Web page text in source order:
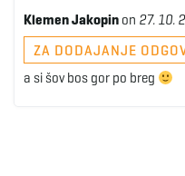
Klemen Jakopin on 27. 10.
ZA DODAJANJE
a si šov bos gor po breg